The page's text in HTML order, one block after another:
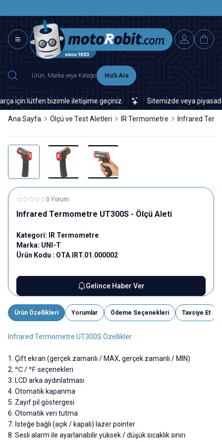
Hızlı Ara
için lütfen bizimle iletişime geçiniz. Sitemizde veya piyasada
Ana Sayfa Ölçü ve Test Aletleri IR Termometre Infrared
0 Yorum
Infrared Termometre UT300S - Ölçü Aleti
Kategori:
IR Termometre
Marka: UNI-T
Ürün Kodu : OTA.IRT.01.000002
Gelince Haber Ver
Ürün Özellikleri Yorumlar Ödeme Seçenekleri Tavsiye Et
Infrared Termometre UT300S Özellikler
1. Çift ekran (gerçek zamanlı / MAX, gerçek zamanlı / MIN)
2. ℃ / ℉ seçenekleri
3. LCD arka aydınlatması
4. Otomatik kapanma
5. Zayıf pil göstergesi
6. Otomatik veri tutma
7. İsteğe bağlı (açık / kapalı) lazer pointer
8. Sesli alarm ile ayarlanabilir yüksek / düşük sıcaklık sınırı